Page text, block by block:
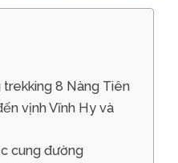
8 Nàng Tiên
vịnh Vĩnh Hy và
cung đường